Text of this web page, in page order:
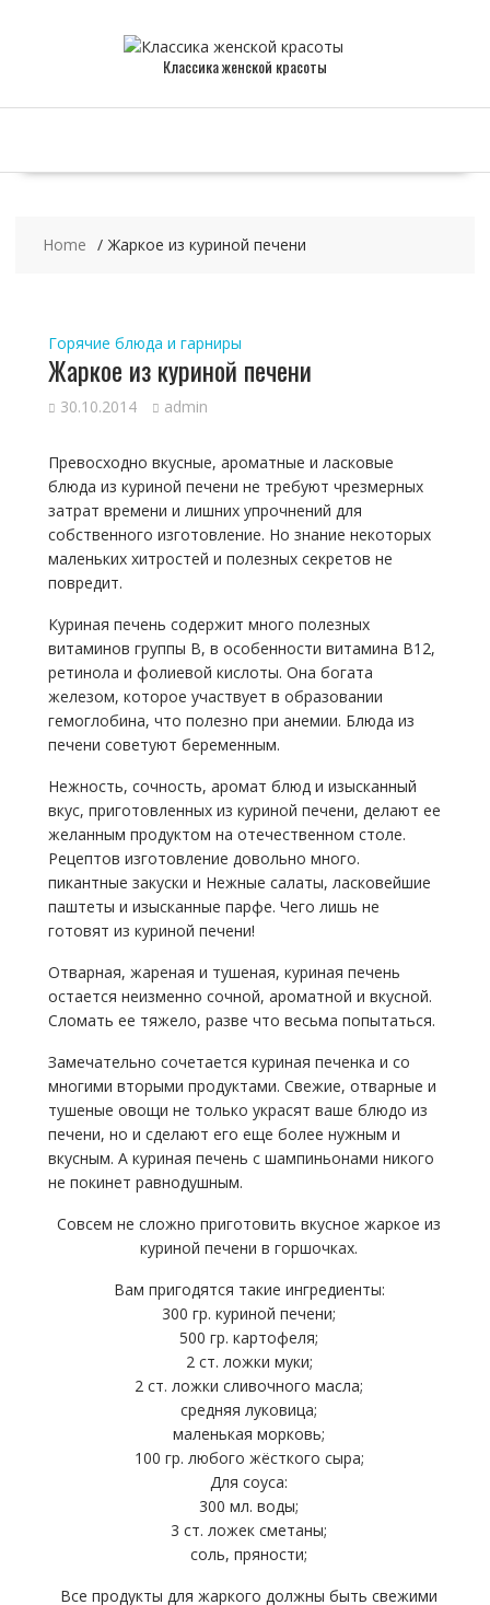
Классика женской красоты
Home Жаркое из куриной печени
Горячие блюда и гарниры
Жаркое из куриной печени
30.10.2014 admin
Превосходно вкусные, ароматные и ласковые
блюда из куриной печени не требуют чрезмерных
затрат времени и лишних упрочнений для
собственного изготовление. Но знание некоторых
маленьких хитростей и полезных секретов не
повредит.
Куриная печень содержит много полезных
витаминов группы В, в особенности витамина В12,
ретинола и фолиевой кислоты. Она богата
железом, которое участвует в образовании
гемоглобина, что полезно при анемии. Блюда из
печени советуют беременным.
Нежность, сочность, аромат блюд и изысканный
вкус, приготовленных из куриной печени, делают ее
желанным продуктом на отечественном столе.
Рецептов изготовление довольно много.
пикантные закуски и Нежные салаты, ласковейшие
паштеты и изысканные парфе. Чего лишь не
готовят из куриной печени!
Отварная, жареная и тушеная, куриная печень
остается неизменно сочной, ароматной и вкусной.
Сломать ее тяжело, разве что весьма попытаться.
Замечательно сочетается куриная печенка и со
многими вторыми продуктами. Свежие, отварные и
тушеные овощи не только украсят ваше блюдо из
печени, но и сделают его еще более нужным и
вкусным. А куриная печень с шампиньонами никого
не покинет равнодушным.
Совсем не сложно приготовить вкусное жаркое из
куриной печени в горшочках.
Вам пригодятся такие ингредиенты:
300 гр. куриной печени;
500 гр. картофеля;
2 ст. ложки муки;
2 ст. ложки сливочного масла;
средняя луковица;
маленькая морковь;
100 гр. любого жёсткого сыра;
Для соуса:
300 мл. воды;
3 ст. ложек сметаны;
соль, пряности;
Все продукты для жаркого должны быть свежими